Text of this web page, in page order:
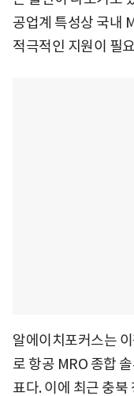
공업계 특성상 국내
적극적인 지원이 필
알에이치포커스는
로 항공 MRO 종합
표다. 이에 최근 충